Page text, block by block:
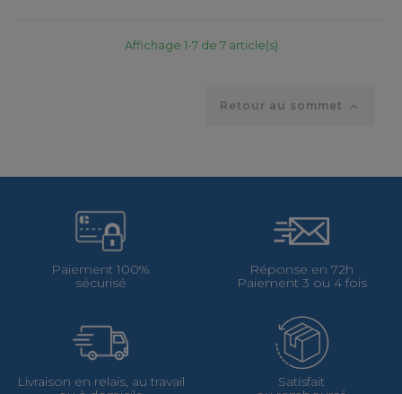
Affichage 1-7 de 7 article(s)
Retour au sommet 
Paiement 100%
sécurisé
Réponse en 72h
Paiement 3 ou 4 fois
Livraison en relais, au travail
Satisfait